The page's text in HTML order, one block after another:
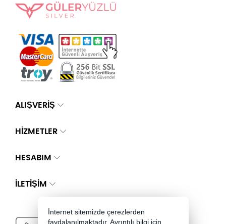
ALIŞVERİŞ
HİZMETLER
HESABIM
İLETIŞIM
İnternet sitemizde çerezlerden
faydalanılmaktadır. Ayrıntılı bilgi için